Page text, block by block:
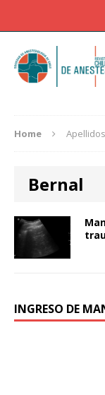
Home Apellidos
Bernal
INGRESO DE